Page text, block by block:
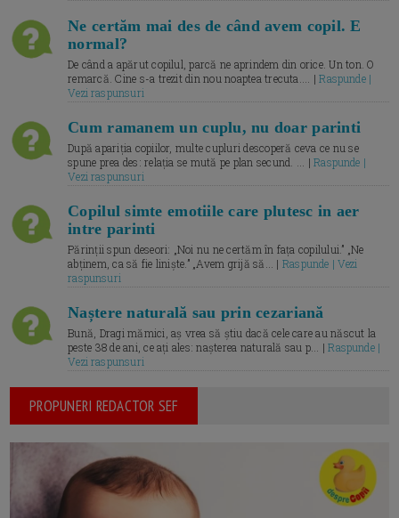
Ne certăm mai des de când avem copil. E
normal?
De când a apărut copilul, parcă ne aprindem din orice. Un ton. O
remarcă. Cine s-a trezit din nou noaptea trecuta.... |Raspunde |
Vezi raspunsuri
Cum ramanem un cuplu, nu doar parinti
După apariția copiilor, multe cupluri descoperă ceva ce nu se
spune prea des: relația se mută pe plan secund. ... |Raspunde |
Vezi raspunsuri
Copilul simte emotiile care plutesc in aer
intre parinti
Părinții spun deseori: „Noi nu ne certăm în fața copilului.” „Ne
abținem, ca să fie liniște.” „Avem grijă să... | Raspunde | Vezi
raspunsuri
Naștere naturală sau prin cezariană
Bună, Dragi mămici, aș vrea să știu dacă cele care au născut la
peste 38 de ani, ce ați ales: nașterea naturală sau p... |Raspunde |
Vezi raspunsuri
PROPUNERI REDACTOR SEF